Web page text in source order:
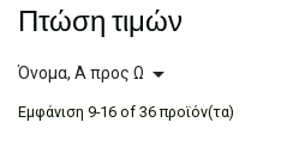
Πτώση τιμών
Όνομα, Α προς Ω 
Εμφάνιση 9-16 of 36 προϊόν(τα)